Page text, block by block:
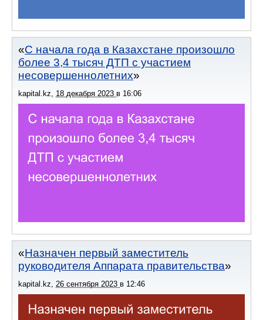
С начала года в Казахстане произошло
более 3,4 тысяч ДТП с участием
несовершеннолетних
kapital.kz, 18 декабря 2023 в 16:06
Назначен первый заместитель
руководителя Аппарата правительства
kapital.kz, 26 сентября 2023 в 12:46